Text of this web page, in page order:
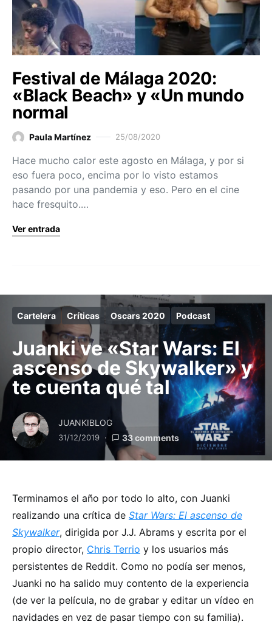
Festival de Málaga 2020:
«Black Beach» y «Un mundo
normal
Paula Martínez 25/08/2020
Hace mucho calor este agosto en Málaga, y por si
eso fuera poco, encima por lo visto estamos
pasando por una pandemia y eso. Pero en el cine
hace fresquito.…
Ver entrada
Cartelera Críticas Oscars 2020 Podcast
Juanki ve «Star Wars: El
ascenso de Skywalker» y
te cuenta qué tal
JUANKIBLOG
31/12/2019 33 comments
Terminamos el año por todo lo alto, con Juanki
realizando una crítica de Star Wars: El ascenso de
Skywalker, dirigida por J.J. Abrams y escrita por el
propio director, Chris Terrio y los usuarios más
persistentes de Reddit. Como no podía ser menos,
Juanki no ha salido muy contento de la experiencia
(de ver la película, no de grabar y editar un vídeo en
navidades en vez de pasar tiempo con su familia).